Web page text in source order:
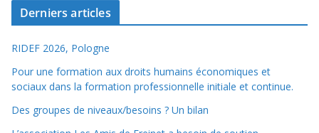
Derniers articles
RIDEF 2026, Pologne
Pour une formation aux droits humains économiques et
sociaux dans la formation professionnelle initiale et continue.
Des groupes de niveaux/besoins ? Un bilan